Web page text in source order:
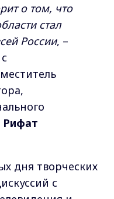
о том, что
стал
России, –
Рифат
дня творческих
с